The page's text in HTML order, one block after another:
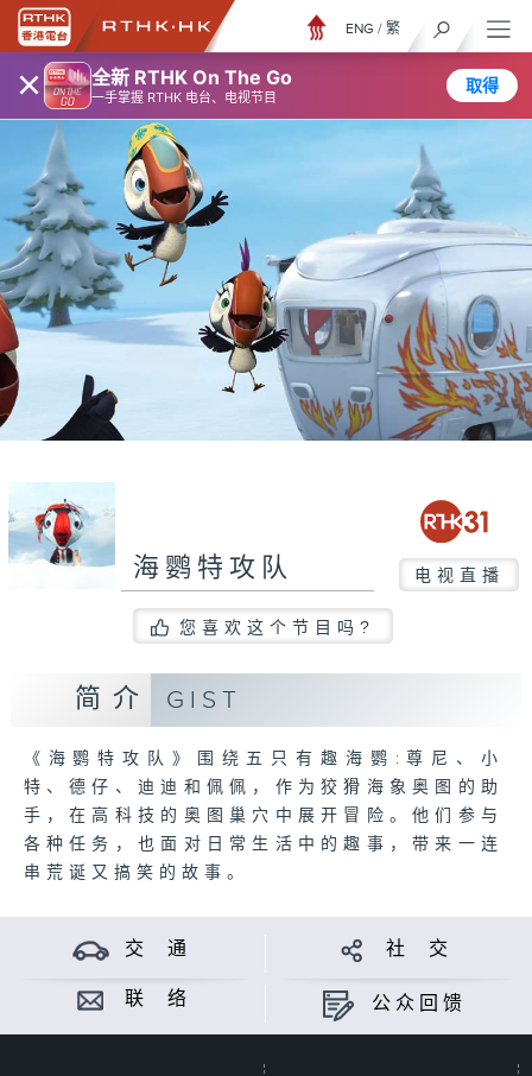
× 全新 RTHK On The Go
一手掌握 RTHK 电台、电视节目
取得
ENG / 繁
海鹦特攻队 电视直播
您喜欢这个节目吗?
简介 GIST
《海鹦特攻队》围绕五只有趣海鹦:尊尼、小
特、德仔、迪迪和佩佩，作为狡猾海象奥图的助
手，在高科技的奥图巢穴中展开冒险。他们参与
各种任务，也面对日常生活中的趣事，带来一连
串荒诞又搞笑的故事。
交 通 社 交
联 络 公众回馈